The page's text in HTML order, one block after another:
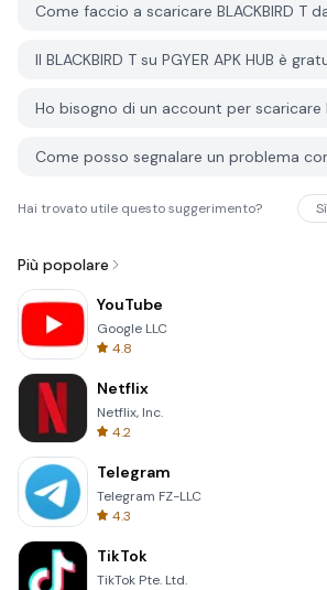
Come faccio a scaricare BLACKBIRD T da
Il BLACKBIRD T su PGYER APK HUB è
Hai trovato utile questo suggerimento? Sì
Più popolare
YouTube
Google LLC
4.8
Netflix
Netflix, Inc.
4.2
Telegram
Telegram FZ-LLC
4.3
TikTok
TikTok Pte. Ltd.